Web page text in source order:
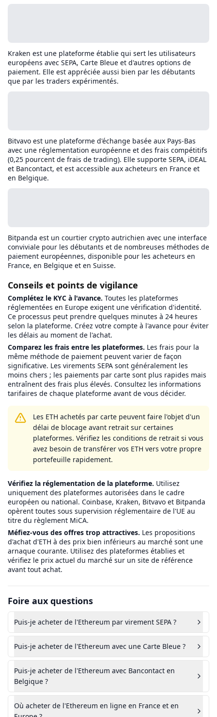
Kraken est une plateforme établie qui sert les utilisateurs
européens avec SEPA, Carte Bleue et d'autres options de
paiement. Elle est appréciée aussi bien par les débutants
que par les traders expérimentés.
Bitvavo est une plateforme d'échange basée aux Pays-Bas
avec une réglementation européenne et des frais compétitifs
(0,25 pourcent de frais de trading). Elle supporte SEPA, iDEAL
et Bancontact, et est accessible aux acheteurs en France et
en Belgique.
Bitpanda est un courtier crypto autrichien avec une interface
conviviale pour les débutants et de nombreuses méthodes de
paiement européennes, disponible pour les acheteurs en
France, en Belgique et en Suisse.
Conseils et points de vigilance
Complétez le KYC à l'avance. Toutes les plateformes
réglementées en Europe exigent une vérification d'identité.
Ce processus peut prendre quelques minutes à 24 heures
selon la plateforme. Créez votre compte à l'avance pour éviter
les délais au moment de l'achat.
Comparez les frais entre les plateformes. Les frais pour la
même méthode de paiement peuvent varier de façon
significative. Les virements SEPA sont généralement les
moins chers ; les paiements par carte sont plus rapides mais
entraînent des frais plus élevés. Consultez les informations
tarifaires de chaque plateforme avant de vous décider.
Les ETH achetés par carte peuvent faire l'objet d'un
délai de blocage avant retrait sur certaines
plateformes. Vérifiez les conditions de retrait si vous
avez besoin de transférer vos ETH vers votre propre
portefeuille rapidement.
Vérifiez la réglementation de la plateforme. Utilisez
uniquement des plateformes autorisées dans le cadre
européen ou national. Coinbase, Kraken, Bitvavo et Bitpanda
opèrent toutes sous supervision réglementaire de l'UE au
titre du règlement MiCA.
Méfiez-vous des offres trop attractives. Les propositions
d'achat d'ETH à des prix bien inférieurs au marché sont une
arnaque courante. Utilisez des plateformes établies et
vérifiez le prix actuel du marché sur un site de référence
avant tout achat.
Foire aux questions
Puis-je acheter de l'Ethereum par virement SEPA ?
Puis-je acheter de l'Ethereum avec une Carte Bleue ?
Puis-je acheter de l'Ethereum avec Bancontact en
Belgique ?
Où acheter de l'Ethereum en ligne en France et en